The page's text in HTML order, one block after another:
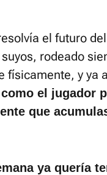
el futuro
rodeado
físicamente, y ya
el jugador
que
ya quería